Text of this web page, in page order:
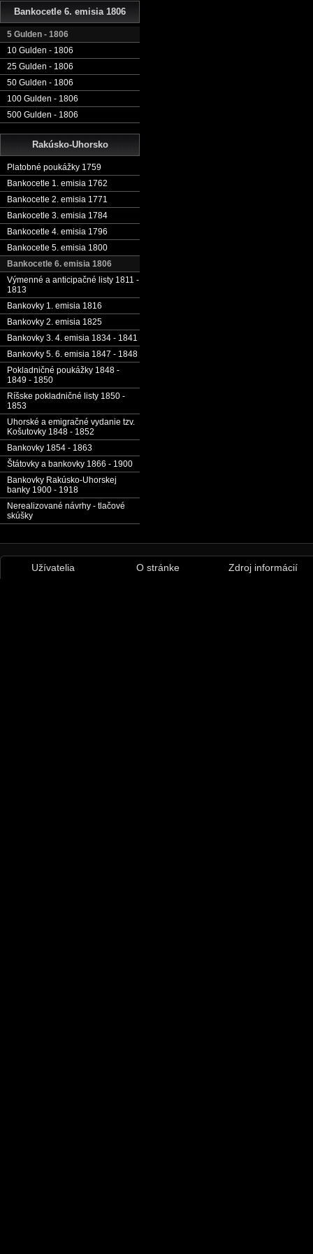
Bankocetle 6. emisia 1806
5 Gulden - 1806
10 Gulden - 1806
25 Gulden - 1806
50 Gulden - 1806
100 Gulden - 1806
500 Gulden - 1806
Rakúsko-Uhorsko
Platobné poukážky 1759
Bankocetle 1. emisia 1762
Bankocetle 2. emisia 1771
Bankocetle 3. emisia 1784
Bankocetle 4. emisia 1796
Bankocetle 5. emisia 1800
Bankocetle 6. emisia 1806
Výmenné a anticipačné listy 1811 -
1813
Bankovky 1. emisia 1816
Bankovky 2. emisia 1825
Bankovky 3. 4. emisia 1834 - 1841
Bankovky 5. 6. emisia 1847 - 1848
Pokladničné poukážky 1848 -
1849 - 1850
Ríšske pokladničné listy 1850 -
1853
Uhorské a emigračné vydanie tzv.
Košutovky 1848 - 1852
Bankovky 1854 - 1863
Štátovky a bankovky 1866 - 1900
Bankovky Rakúsko-Uhorskej
banky 1900 - 1918
Nerealizované návrhy - tlačové
skúšky
Užívatelia O stránke Zdroj informácií